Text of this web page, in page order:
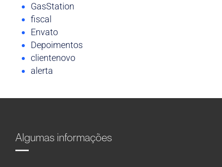
GasStation
fiscal
Envato
Depoimentos
clientenovo
alerta
Algumas informações